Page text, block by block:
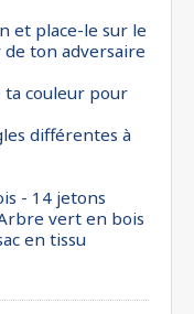
et place-le sur le
de ton adversaire
ta couleur pour
différentes à
- 14 jetons
vert en bois
en tissu